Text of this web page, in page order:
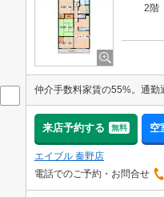
2階
来店予約する 無料 空
エイブル 秦野店
電話でのご予約・お問合せ